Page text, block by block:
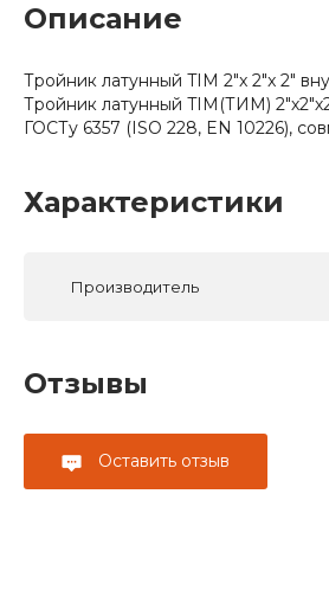
Описание
Тройник латунный TIM 2"x 2"x 2"
Тройник латунный TIM(ТИМ)
ГОСТу 6357 (ISO 228, EN 10226),
Характеристики
Производитель
Отзывы
Оставить отзыв